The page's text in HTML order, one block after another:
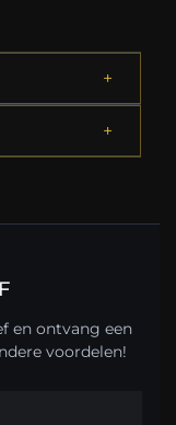
en ontvang een
voordelen!